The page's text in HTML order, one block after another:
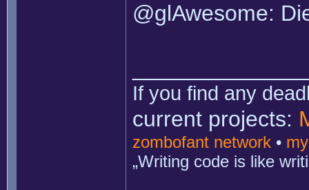
@glAwesome:
If you find any
current projects:
zombofant network •
„Writing code is like